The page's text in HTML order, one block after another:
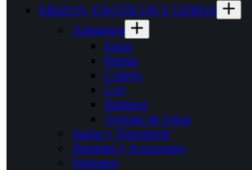
ERIZOS, EXOTICOS Y OTROS
Alimentos
Erizo
Hurón
Conejo
Cuy
Hamster
Tortuga de Agua
Jaulas y Transporte
Juguetes y Accesorios
Sustratos